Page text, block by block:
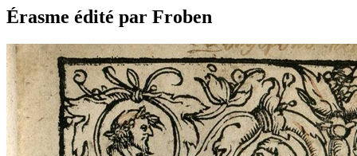
Érasme édité par Froben